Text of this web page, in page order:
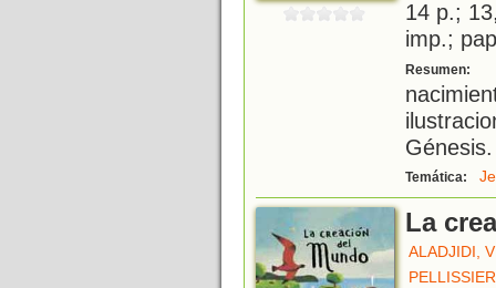
14 p.;
imp.;
Resumen:
Génesis.
Temática:
La
ALADJIDI,